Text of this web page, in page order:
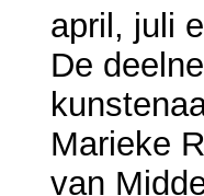
april, juli
De
Marieke
van